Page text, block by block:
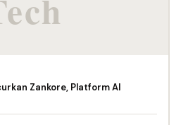
Zankore, Platform AI